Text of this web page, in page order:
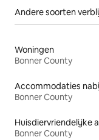
Andere soorten
Woningen
Bonner County
Bonner County
Bonner County